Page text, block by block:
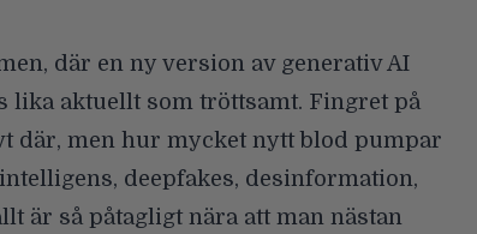
där en ny version av generativ AI
lika aktuellt som tröttsamt. Fingret på
där, men hur mycket nytt blod pumpar
deepfakes, desinformation,
är så påtagligt nära att man nästan